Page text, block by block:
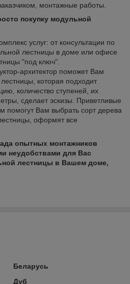
монтажные работы.
покупку модульной
услуг: от консультации по
лестницы в доме или офисе
"под ключ".
архитектор поможет Вам
которая подходит
количество ступеней, их
сделает эскизы. Приветливые
помогут Вам выбрать сорт дерева
оформят все
опытных монтажников
неудобствами для Вас
лестницы в Вашем доме,
Беларусь
Дуб